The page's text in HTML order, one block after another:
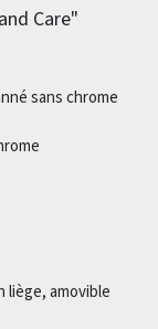
Care"
sans chrome
liège, amovible